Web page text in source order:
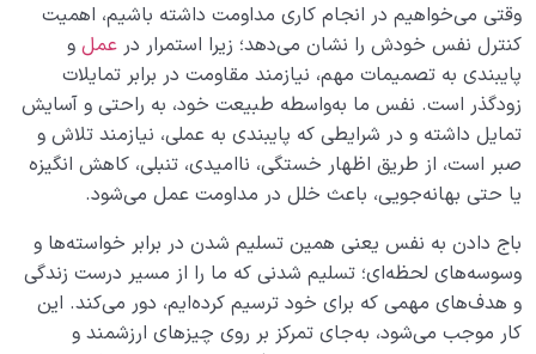
آیا عمل خوب همیشه پذیرفته است؟|بررسی 3 معیار پذیرش
عمل
مثبت اندیشی اسلامی از چه دیدگاهی سرچشمه گرفته و
چگونه به اصلاح سبک زندگی می انجامد؟
نقش صبر در کسب قلب سلیم چیست؟ آیا صبر اکسیر
سلامت قلب است؟
صبر یعنی چه و انواع صبر کدامند؟ صبر چه نقشی در
سرنوشت ما دارد؟
آیا سلامت قلب انسان در گرو کنترل خیال اوست؟ ضرورت
وقتی ‌‌می‌خواهیم ‌‌در ‌‌انجام ‌‌کاری ‌‌مداومت ‌‌داشته ‌‌باشیم، ‌‌اهمیت
‌‌کنترل ‌‌نفس ‌‌خودش ‌‌را ‌‌نشان ‌‌می‌دهد؛ ‌‌زیرا ‌‌استمرار ‌‌در ‌‌ عمل ‌‌و
‌‌پایبندی ‌‌به ‌‌تصمیمات ‌‌مهم، ‌‌نیازمند ‌‌مقاومت ‌‌در ‌‌برابر ‌‌تمایلات
‌‌زودگذر ‌‌است. ‌‌نفس ‌‌ما ‌‌به‌واسطه ‌‌طبیعت ‌‌خود، ‌‌به ‌‌راحتی ‌‌و ‌‌آسایش
‌‌تمایل ‌‌داشته ‌‌و ‌‌در ‌‌شرایطی ‌‌که ‌‌پایبندی ‌‌به ‌‌عملی، ‌‌نیازمند ‌‌تلاش ‌‌و
‌‌صبر ‌‌است، ‌‌از ‌‌طریق ‌‌اظهار ‌‌خستگی، ‌‌ناامیدی، ‌‌تنبلی، ‌‌کاهش ‌‌انگیزه
‌‌یا ‌‌حتی ‌‌بهانه‌جویی، ‌‌باعث ‌‌خلل ‌‌در ‌‌مداومت ‌‌عمل ‌‌می‌شود. ‌‌
باج ‌‌دادن ‌‌به ‌‌نفس ‌‌یعنی ‌‌همین ‌‌تسلیم ‌‌شدن ‌‌در ‌‌برابر ‌‌خواسته‌ها ‌‌و
‌‌وسوسه‌های ‌‌لحظه‌ای؛ ‌‌تسلیم ‌‌شدنی ‌‌که ‌‌ما ‌‌را ‌‌از ‌‌مسیر ‌‌درست ‌‌زندگی
‌‌و ‌‌هدف‌های ‌‌مهمی ‌‌که ‌‌برای ‌‌خود ‌‌ترسیم ‌‌کرده‌ایم، ‌‌دور ‌‌می‌کند. ‌‌این
‌‌کار ‌‌موجب ‌‌می‌شود، ‌‌به‌جای ‌‌تمرکز ‌‌بر ‌‌روی ‌‌چیزهای ‌‌ارزشمند ‌‌و